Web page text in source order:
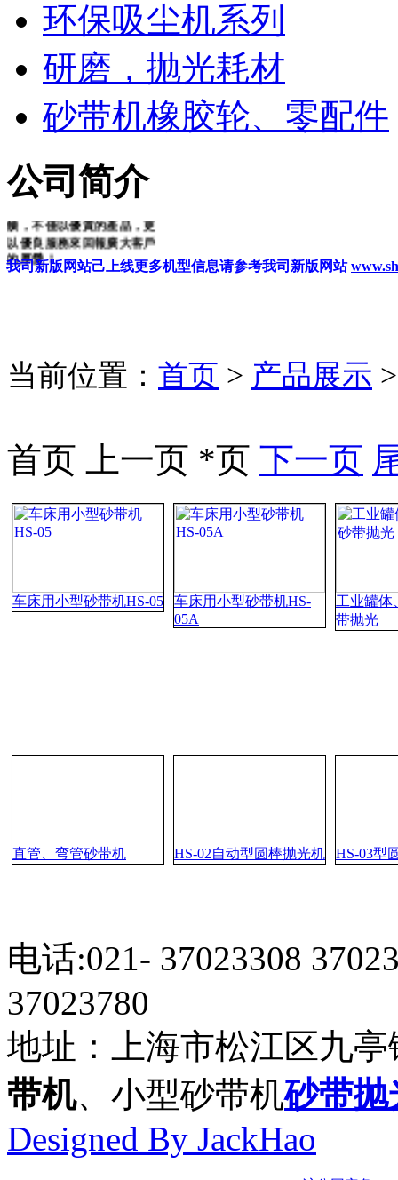
环保吸尘机系列
研磨，抛光耗材
砂带机橡胶轮、零配件
公司简介
售編碼器、電磁閥、安全開
關、特種電纜等各類進口知
類產品。依托多年豐富經驗
，原廠及大陸各協力廠商的
源。致力於為廣大客戶提供
精良的產品和優質的服務產
，玻璃,金相分析,餐具、高爾
夫制品等行業有廣泛之應用
饋，不僅以優質的產品，更
以優良服務來回報廣大客戶
的厚愛！
当前位置： 首页 > 产品展示
首页 上一页 *页 下一页
车床用小型砂带机HS-05
车床用小型砂带机HS-
05A
工业罐体
带抛光
直管、弯管砂带机 HS-02自动型圆棒抛光机 HS-03型
电话:021- 37023308
37023780
地址：上海市松江区九
带机、小型砂带机砂带抛
Designed By JackHao